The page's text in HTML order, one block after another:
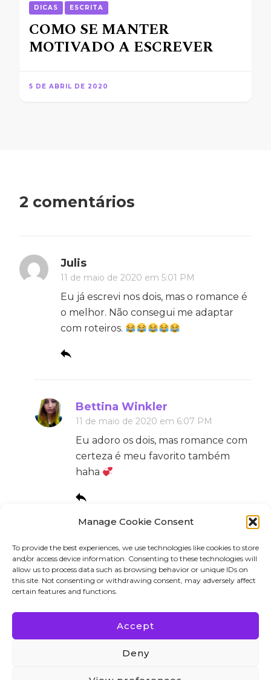
Manage Cookie Consent
To provide the best experiences, we use technologies like cookies to store
and/or access device information. Consenting to these technologies will
allow us to process data such as browsing behavior or unique IDs on
this site. Not consenting or withdrawing consent, may adversely affect
certain features and functions.
Accept
Deny
DICAS ESCRITA
COMO SE MANTER
MOTIVADO A ESCREVER
5 DE ABRIL DE 2020
2 comentários
Julis
11 de maio de 2020 em 5:01 PM
Eu já escrevi nos dois, mas o romance é
o melhor. Não consegui me adaptar
com roteiros.
Bettina Winkler
11 de maio de 2020 em 6:07 PM
Eu adoro os dois, mas romance com
certeza é meu favorito também
haha
Comentários estão encerrado.
Direitos Autorais 2023 Bettina Winkler. Todos os
direitos reservados. Blossom PinThis | Desenvolvido